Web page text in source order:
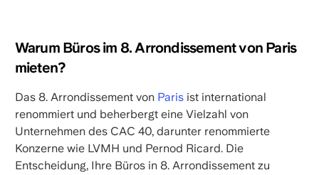
Warum Büros im 8. Arrondissement von Paris
mieten?
Das 8. Arrondissement von Parisist international
renommiert und beherbergt eine Vielzahl von
Unternehmen des CAC 40, darunter renommierte
Konzerne wie LVMH und Pernod Ricard. Die
Entscheidung, Ihre Büros in 8. Arrondissement zu